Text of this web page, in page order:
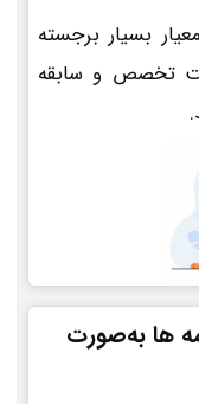
بسیار برجسته
تخصص و سابقه
ها به‌صورت